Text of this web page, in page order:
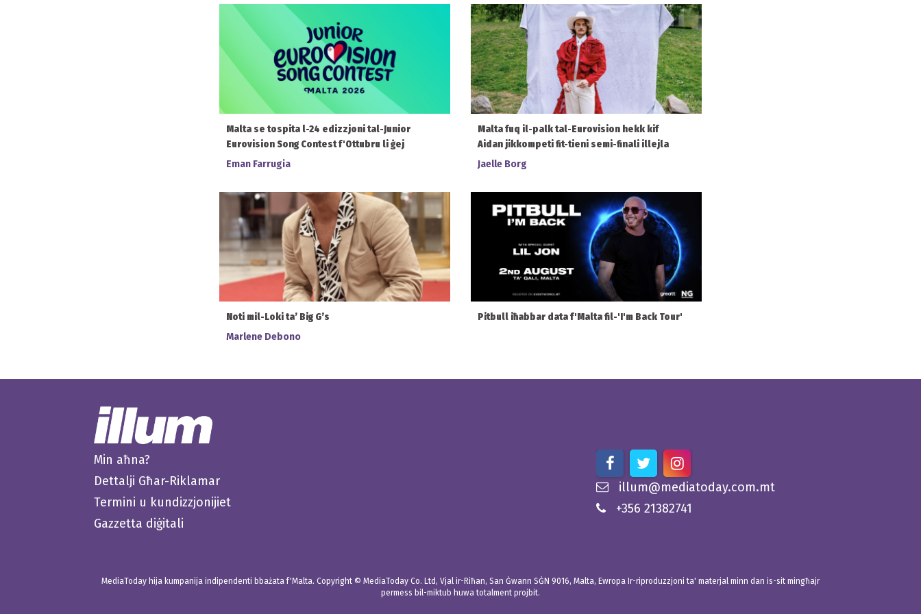
Malta se tospita l-24 edizzjoni tal-Junior
Eurovision Song Contest f'Ottubru li ġej
Eman Farrugia
Malta fuq il-palk tal-Eurovision hekk kif
Aidan jikkompeti fit-tieni semi-finali illejla
Jaelle Borg
Noti mil-Loki ta’ Big G’s
Marlene Debono
Pitbull iħabbar data f'Malta fil-'I'm Back Tour'
Min aħna?
Dettalji Għar-Riklamar
Termini u kundizzjonijiet
Gazzetta diġitali
illum@mediatoday.com.mt
+356 21382741
MediaToday hija kumpanija indipendenti bbażata f'Malta. Copyright © MediaToday Co. Ltd, Vjal ir-Riħan, San Ġwann SĠN 9016, Malta, Ewropa Ir-riproduzzjoni ta' materjal minn dan is-sit mingħajr
permess bil-miktub huwa totalment projbit.